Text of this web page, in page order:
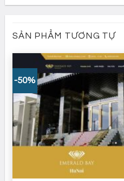
SẢN PHẨM TƯƠNG TỰ
-50%